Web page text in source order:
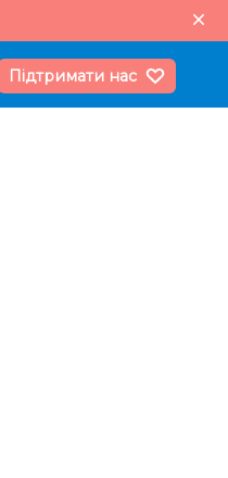
Підтримати нас